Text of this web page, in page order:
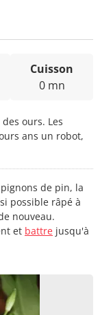
Cuisson
0 mn
ours. Les
ans un robot,
de pin, la
possible râpé à
nouveau.
et battre jusqu'à